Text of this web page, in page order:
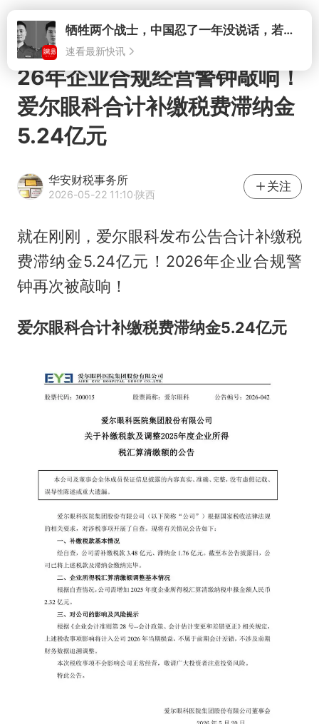
打开牺牲两个战士，中国忍了一年没说话，若菲律宾死了人，他会开战吗
速看最新快讯
26年企业合规经营警钟敲响！
爱尔眼科合计补缴税费滞纳金
5.24亿元
华安财税事务所
2026-05-22 11:10·陕西
关注
就在刚刚，爱尔眼科发布公告合计补缴税
费滞纳金5.24亿元！2026年企业合规警
钟再次被敲响！
爱尔眼科合计补缴税费滞纳金5.24亿元